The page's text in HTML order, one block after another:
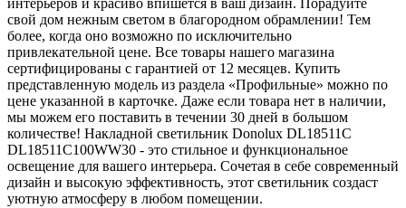
интерьеров и красиво впишется в ваш дизайн. Порадуйте
свой дом нежным светом в благородном обрамлении! Тем
более, когда оно возможно по исключительно
привлекательной цене. Все товары нашего магазина
сертифицированы с гарантией от 12 месяцев. Купить
представленную модель из раздела «Профильные» можно по
цене указанной в карточке. Даже если товара нет в наличии,
мы можем его поставить в течении 30 дней в большом
количестве! Накладной светильник Donolux DL18511C
DL18511C100WW30 - это стильное и функциональное
освещение для вашего интерьера. Сочетая в себе современный
дизайн и высокую эффективность, этот светильник создаст
уютную атмосферу в любом помещении.